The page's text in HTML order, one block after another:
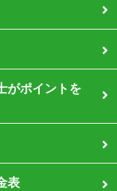
がポイントを
表